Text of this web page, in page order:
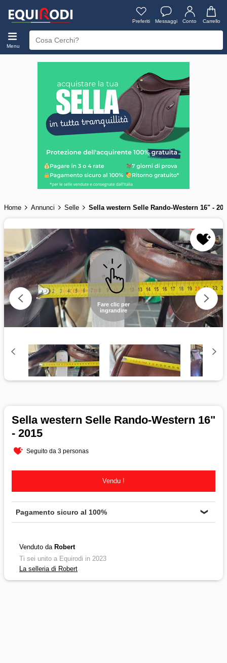
Preferiti Messaggi Conto Carrello
Menu
Home Annunci Selle Sella western Selle Rando-Western 16" -
Fare clic per
ingrandire
Sella western Selle Rando-Western 16"
- 2015
Seguito da 3 personas
Vendu !
Pagamento sicuro al 100% ❯
Venduto da Robert
Ti sei unito a Equirodi in 2023
La selleria di Robert